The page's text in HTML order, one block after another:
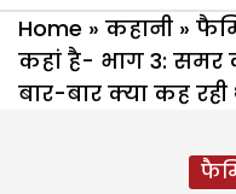
Home » कहानी »
कहां है- भाग 3: समर
बार-बार क्या कह रही